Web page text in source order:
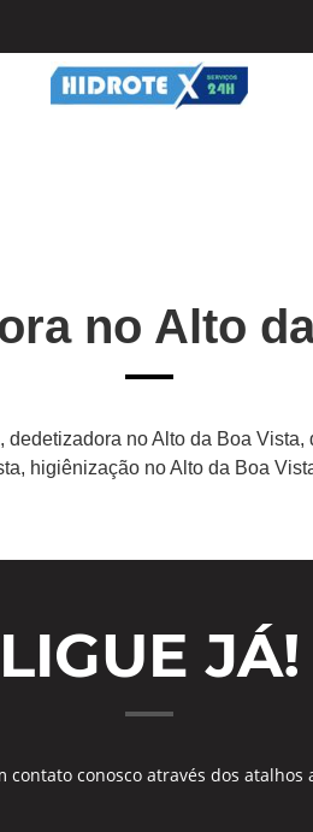
no Alto
no Alto da Boa
higiênização no Alto da Boa
LIGUE JÁ!
contato conosco através dos atalhos